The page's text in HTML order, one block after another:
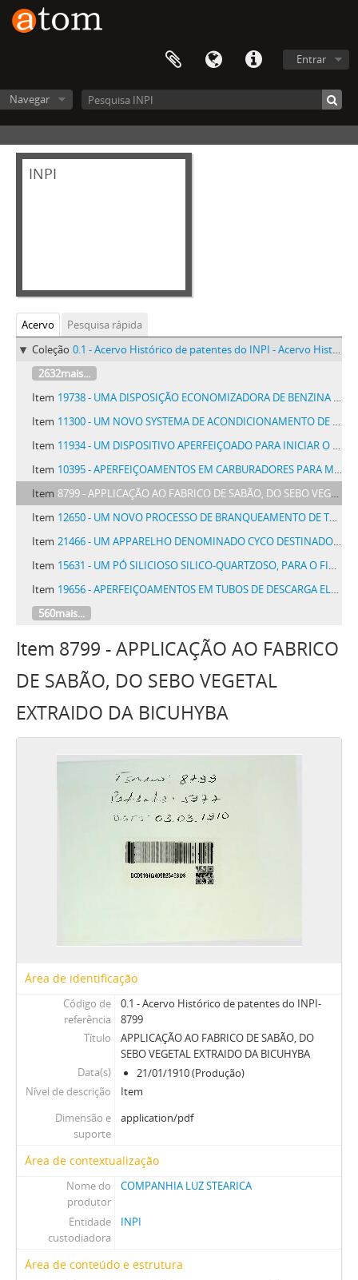
Entrar
Navegar
INPI
Acervo
Pesquisa rápida
Coleção 0.1 - Acervo Histórico de patentes do INPI - Acervo Histórico de patentes do INPI
2632mais...
Item 19738 - UMA DISPOSIÇÃO ECONOMIZADORA DE BENZINA E DE LIMPESA DOS MOTORES DE EXPLOSÃO
Item 11300 - UM NOVO SYSTEMA DE ACONDICIONAMENTO DE SAL, DENOMINADO SUPER SAL TOURO
Item 11934 - UM DISPOSITIVO APERFEIÇOADO PARA INICIAR O MOVIMENTO DE MOTORES OU MACHINAS DE COMBUSTÃO INTERNA
Item 10395 - APERFEIÇOAMENTOS EM CARBURADORES PARA MACHINAS DE COMBUSTÃO INTERNA
Item 8799 - APPLICAÇÃO AO FABRICO DE SABÃO, DO SEBO VEGETAL EXTRAIDO DA BICUHYBA
Item 12650 - UM NOVO PROCESSO DE BRANQUEAMENTO DE TRANÇAS DE PALHA
Item 21466 - UM APPARELHO DENOMINADO CYCO DESTINADO A FACILITAR O COMMANDO DOS AUTOMOVEIS TYPO FORD OU SEMELHANTES
Item 15631 - UM PÓ SILICIOSO SILICO-QUARTZOSO, PARA O FIM DE SER APPLICADO MESMO EM PÓ NA LIMPEZA DOS METAES E OUTROS OBJECTOS
Item 19656 - APERFEIÇOAMENTOS EM TUBOS DE DESCARGA ELECTRICA
560mais...
Item 8799 - APPLICAÇÃO AO FABRICO
DE SABÃO, DO SEBO VEGETAL
EXTRAIDO DA BICUHYBA
Área de identificação
Código de
referência
0.1 - Acervo Histórico de patentes do INPI-
8799
Título
APPLICAÇÃO AO FABRICO DE SABÃO, DO
SEBO VEGETAL EXTRAIDO DA BICUHYBA
Data(s)
21/01/1910 (Produção)
Nível de descrição
Item
Dimensão e
suporte
application/pdf
Área de contextualização
Nome do
produtor
COMPANHIA LUZ STEARICA
Entidade
custodiadora
INPI
Área de conteúdo e estrutura